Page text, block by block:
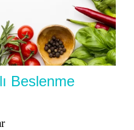
Beslenme